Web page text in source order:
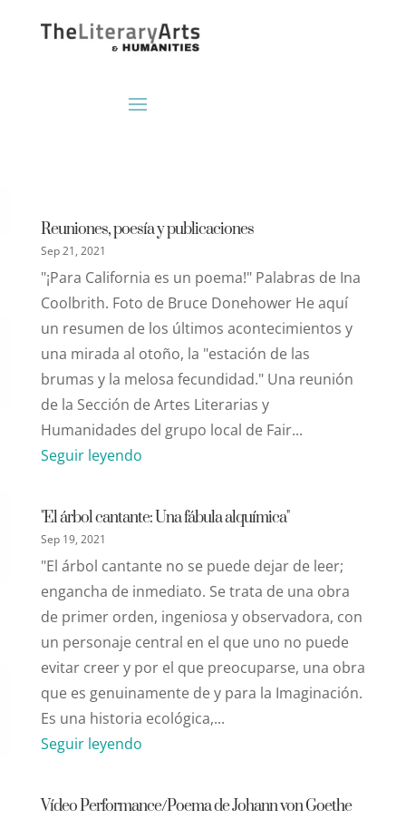
Reuniones, poesía y publicaciones
Sep 21, 2021
"¡Para California es un poema!" Palabras de Ina
Coolbrith. Foto de Bruce Donehower He aquí
un resumen de los últimos acontecimientos y
una mirada al otoño, la "estación de las
brumas y la melosa fecundidad." Una reunión
de la Sección de Artes Literarias y
Humanidades del grupo local de Fair...
Seguir leyendo
"El árbol cantante: Una fábula alquímica"
Sep 19, 2021
"El árbol cantante no se puede dejar de leer;
engancha de inmediato. Se trata de una obra
de primer orden, ingeniosa y observadora, con
un personaje central en el que uno no puede
evitar creer y por el que preocuparse, una obra
que es genuinamente de y para la Imaginación.
Es una historia ecológica,...
Seguir leyendo
Vídeo Performance/Poema de Johann von Goethe